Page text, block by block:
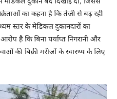
का कहना है कि तेजी से बढ़ रही
स्तर के मेडिकल दुकानदारों का
है कि बिना पर्याप्त निगरानी और
की बिक्री मरीजों के स्वास्थ्य के लिए